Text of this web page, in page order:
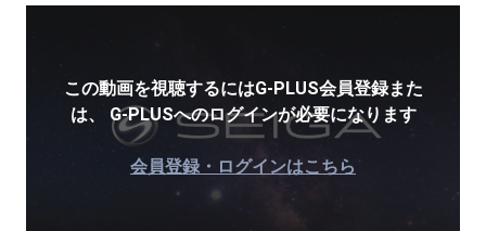
この動画を視聴するにはG-PLUS会員登録また
は、
G-PLUSへのログインが必要になります
会員登録・ログインはこちら